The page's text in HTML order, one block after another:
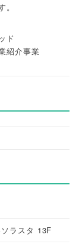
。
ド
紹介事業
ラスタ 13F